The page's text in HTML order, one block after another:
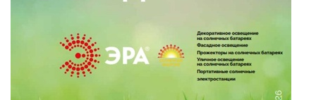
ЛИНЕЙНЫЕ СВЕТОДИОДНЫЕ
СВЕТИЛЬНИКИ
ЛЮСТРЫ